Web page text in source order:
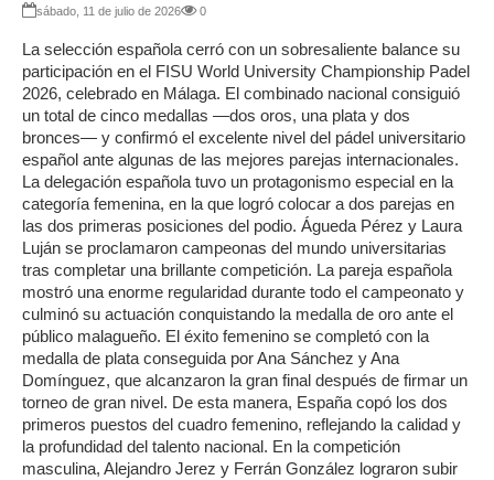
sábado, 11 de julio de 2026 0
La selección española cerró con un sobresaliente balance su
participación en el FISU World University Championship Padel
2026, celebrado en Málaga. El combinado nacional consiguió
un total de cinco medallas —dos oros, una plata y dos
bronces— y confirmó el excelente nivel del pádel universitario
español ante algunas de las mejores parejas internacionales.
La delegación española tuvo un protagonismo especial en la
categoría femenina, en la que logró colocar a dos parejas en
las dos primeras posiciones del podio. Águeda Pérez y Laura
Luján se proclamaron campeonas del mundo universitarias
tras completar una brillante competición. La pareja española
mostró una enorme regularidad durante todo el campeonato y
culminó su actuación conquistando la medalla de oro ante el
público malagueño. El éxito femenino se completó con la
medalla de plata conseguida por Ana Sánchez y Ana
Domínguez, que alcanzaron la gran final después de firmar un
torneo de gran nivel. De esta manera, España copó los dos
primeros puestos del cuadro femenino, reflejando la calidad y
la profundidad del talento nacional. En la competición
masculina, Alejandro Jerez y Ferrán González lograron subir